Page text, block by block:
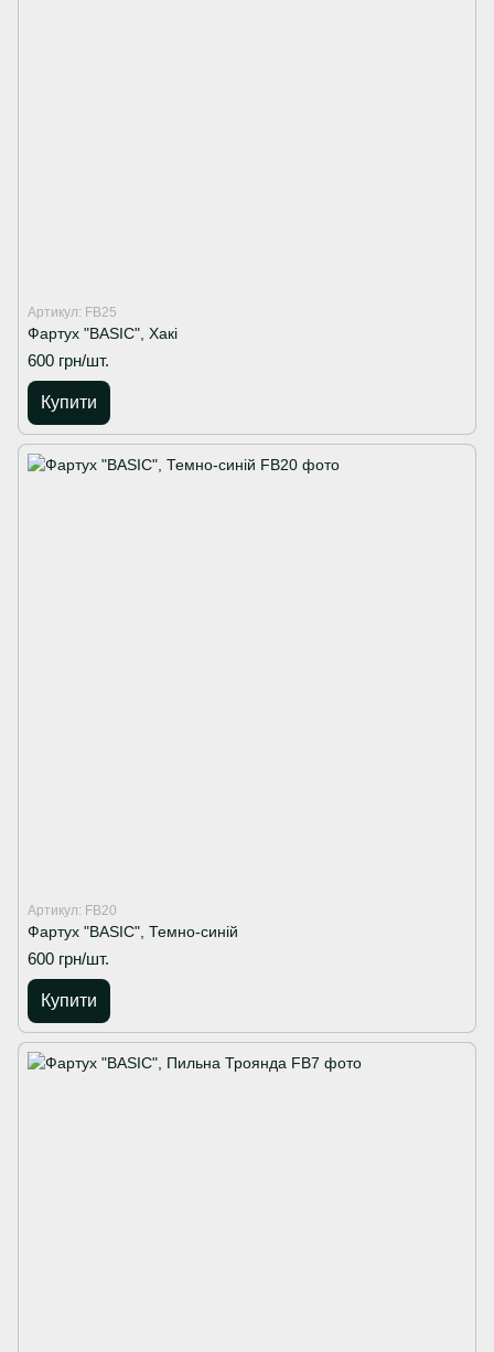
Артикул: FB25
Фартух "BASIC", Хакі
600 грн/шт.
Купити
Артикул: FB20
Фартух "BASIC", Темно-синій
600 грн/шт.
Купити